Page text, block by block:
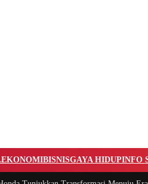
EKONOMIBISNISGAYA HIDUPINFO